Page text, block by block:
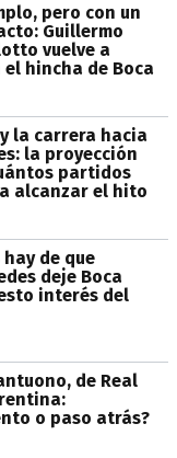
pero con un
Guillermo
vuelve a
el hincha de Boca
la carrera hacia
la proyección
partidos
alcanzar el hito
hay de que
deje Boca
interés del
de Real
o paso atrás?